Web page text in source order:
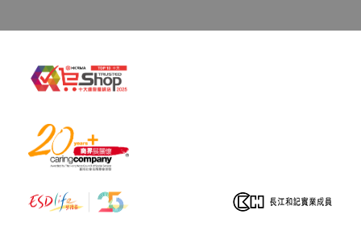
有機大麥草、小麥草／有機小球藻、螺旋藻／菠蘿蛋
白酶／綠茶／有機苜蓿／蒲公英葉／西伯利亞人蔘／
果檸檬酸鈣／左旋麩醯胺酸／羅漢果／檸檬酸鎂／紅
蘿蔔／奇異果／有機羽衣甘藍／杞子／天然檸檬調味
稠劑(瓜耳樹膠)／菠菜／西蘭花苗／稻糠精華／猴麵